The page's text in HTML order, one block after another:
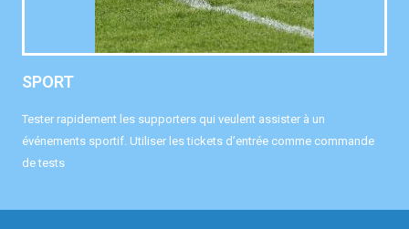
SPORT
Tester rapidement les supporters qui veulent assister à un
événements sportif. Utiliser les tickets d’entrée comme commande
de tests